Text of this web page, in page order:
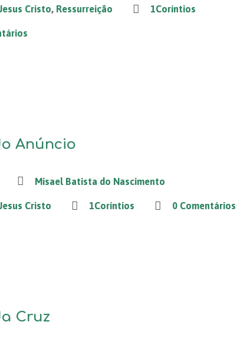
Cristo, Ressurreição 1Coríntios
Anúncio
Misael Batista do Nascimento
Cristo 1Coríntios 0 Comentários
Cruz